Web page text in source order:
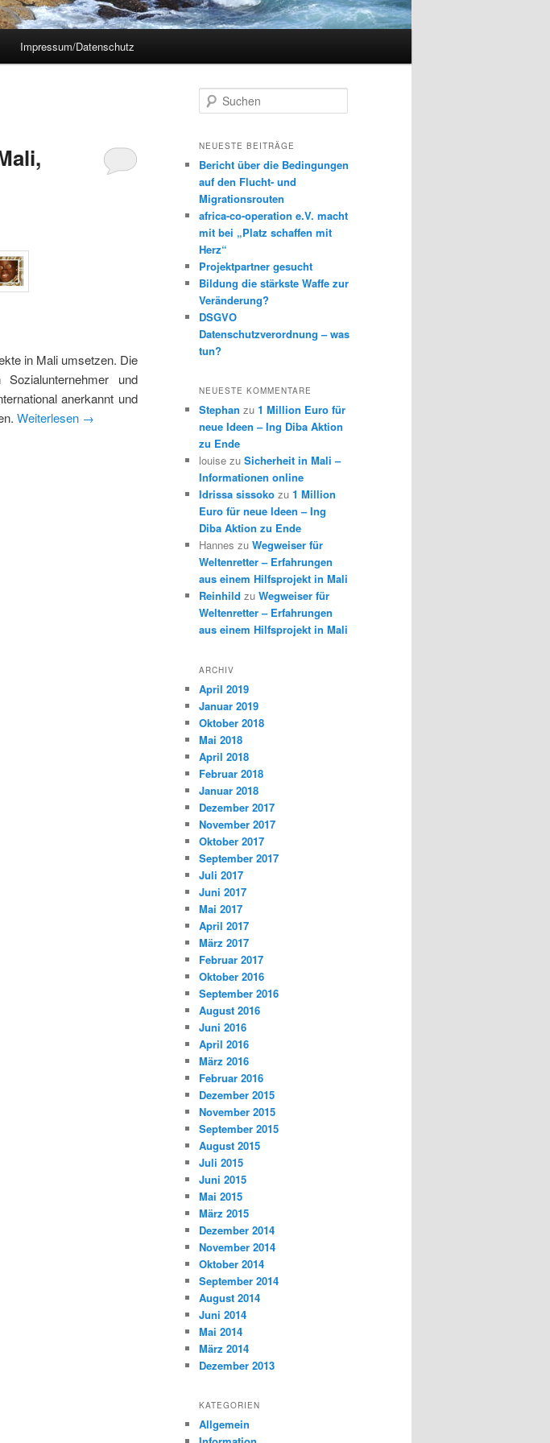
Impressum/Datenschutz
in Mali umsetzen. Die
und
anerkannt und
Weiterlesen →
u
h
n
NEUESTE BEITRÄGE
Bericht über die Bedingungen
auf den Flucht- und
Migrationsrouten
africa-co-operation e.V. macht
mit bei „Platz schaffen mit
Herz“
Projektpartner gesucht
Bildung die stärkste Waffe zur
Veränderung?
DSGVO
Datenschutzverordnung – was
tun?
NEUESTE KOMMENTARE
Stephan zu 1 Million Euro für
neue Ideen – Ing Diba Aktion
zu Ende
louise zu Sicherheit in Mali –
Informationen online
Idrissa sissoko zu 1 Million
Euro für neue Ideen – Ing
Diba Aktion zu Ende
Hannes zu Wegweiser für
Weltenretter – Erfahrungen
aus einem Hilfsprojekt in Mali
Reinhild zu Wegweiser für
Weltenretter – Erfahrungen
aus einem Hilfsprojekt in Mali
ARCHIV
April 2019
Januar 2019
Oktober 2018
Mai 2018
April 2018
Februar 2018
Januar 2018
Dezember 2017
November 2017
Oktober 2017
September 2017
Juli 2017
Juni 2017
Mai 2017
April 2017
März 2017
Februar 2017
Oktober 2016
September 2016
August 2016
Juni 2016
April 2016
März 2016
Februar 2016
Dezember 2015
November 2015
September 2015
August 2015
Juli 2015
Juni 2015
Mai 2015
März 2015
Dezember 2014
November 2014
Oktober 2014
September 2014
August 2014
Juni 2014
Mai 2014
März 2014
Dezember 2013
KATEGORIEN
Allgemein